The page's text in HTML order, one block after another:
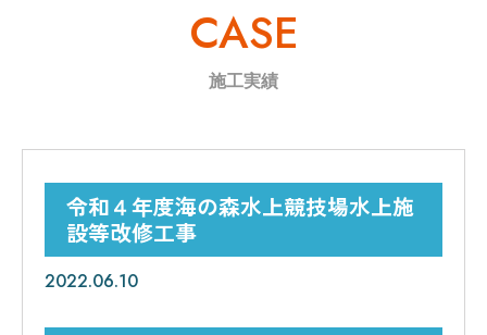
CASE
施工実績
令和４年度海の森水上競技場水上施
設等改修工事
2022.06.10